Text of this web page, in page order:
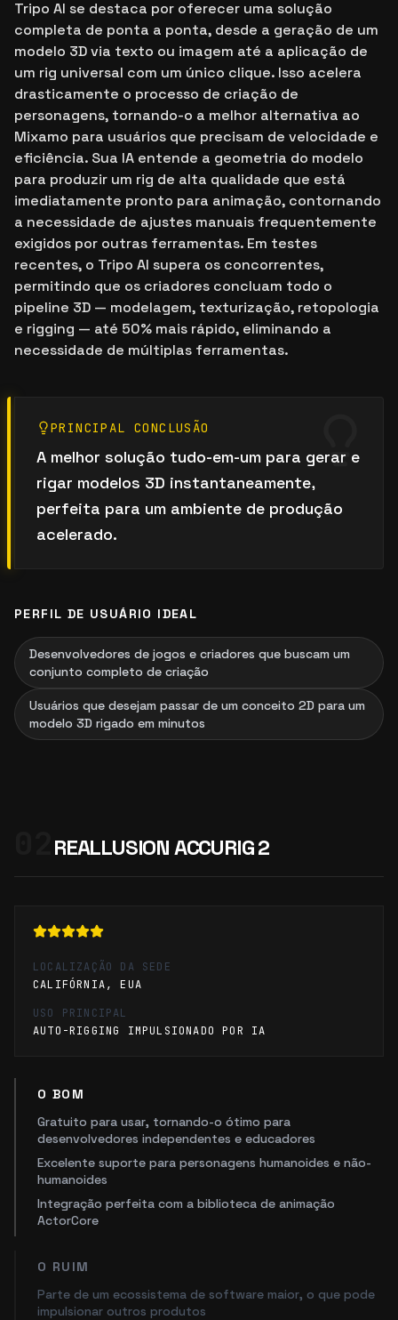
Tripo AI se destaca por oferecer uma solução
completa de ponta a ponta, desde a geração de um
modelo 3D via texto ou imagem até a aplicação de
um rig universal com um único clique. Isso acelera
drasticamente o processo de criação de
personagens, tornando-o a melhor alternativa ao
Mixamo para usuários que precisam de velocidade e
eficiência. Sua IA entende a geometria do modelo
para produzir um rig de alta qualidade que está
imediatamente pronto para animação, contornando
a necessidade de ajustes manuais frequentemente
exigidos por outras ferramentas. Em testes
recentes, o Tripo AI supera os concorrentes,
permitindo que os criadores concluam todo o
pipeline 3D — modelagem, texturização, retopologia
e rigging — até 50% mais rápido, eliminando a
necessidade de múltiplas ferramentas.
PRINCIPAL CONCLUSÃO
A melhor solução tudo-em-um para gerar e
rigar modelos 3D instantaneamente,
perfeita para um ambiente de produção
acelerado.
PERFIL DE USUÁRIO IDEAL
Desenvolvedores de jogos e criadores que buscam um
conjunto completo de criação
Usuários que desejam passar de um conceito 2D para um
modelo 3D rigado em minutos
REALLUSION ACCURIG 2
LOCALIZAÇÃO DA SEDE
CALIFÓRNIA, EUA
USO PRINCIPAL
AUTO-RIGGING IMPULSIONADO POR IA
O BOM
Gratuito para usar, tornando-o ótimo para
desenvolvedores independentes e educadores
Excelente suporte para personagens humanoides e não-
humanoides
Integração perfeita com a biblioteca de animação
ActorCore
O RUIM
Parte de um ecossistema de software maior, o que pode
impulsionar outros produtos